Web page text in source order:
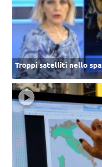
Troppi satelliti nello